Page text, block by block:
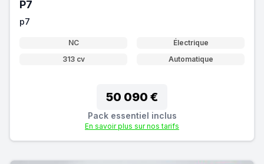
P7
p7
NC
Électrique
313 cv
Automatique
50 090 €
Pack essentiel inclus
En savoir plus sur nos tarifs